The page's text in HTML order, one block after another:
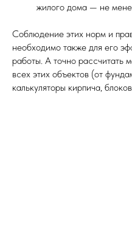
жилого дома — не
Соблюдение этих норм и
необходимо также для его
работы. А точно рассчитать
всех этих объектов (от
калькуляторы кирпича,